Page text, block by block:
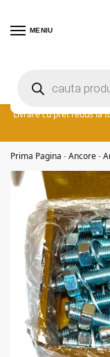
MENIU
reducere la
Livrare cu pret redus la
Prima Pagina - Ancore -